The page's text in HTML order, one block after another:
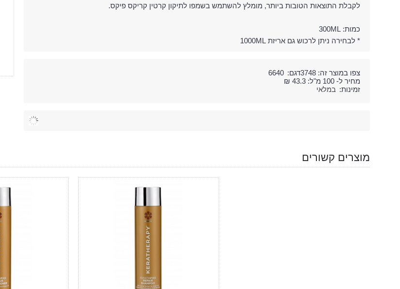
לקבלת התוצאות הטובות ביותר, מומלץ להשתמש בשמפו לתיקון קרטין קריקס פיקס.
כמות: 300ML
* לבחירה ניתן לרכוש גם אריזת 1000ML
צפו במוצר זה: 3748 דגם: 6640
מחיר ל- 100 מ"ל: 43.3 ₪
זמינות: במלאי
מוצרים קשורים